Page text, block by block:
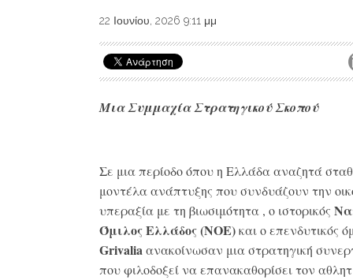
22 Ιουνίου, 2026 9:11 μμ
Μια Συμμαχία Στρατηγικού Σκοπού
Σε μια περίοδο όπου η Ελλάδα αναζητά
μοντέλα ανάπτυξης που συνδυάζουν την
υπεραξία με τη βιωσιμότητα , ο ιστορικός
Όμιλος Ελλάδος (ΝΟΕ)και ο επενδυτικός
Grivaliaανακοίνωσαν μια στρατηγική
που φιλοδοξεί να επανακαθορίσει τον